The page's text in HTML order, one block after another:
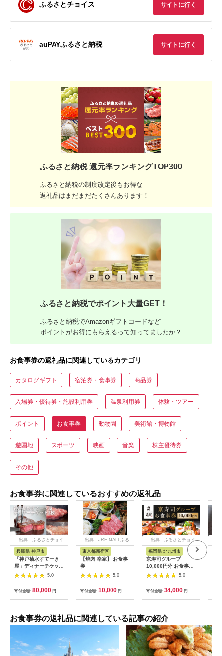
ふるさとチョイス サイトに行く
auPAYふるさと納税 サイトに行く
ふるさと納税 還元率ランキングTOP300
ふるさと納税の制度改定後もお得な
返礼品はまだまだたくさんあります！
ふるさと納税でポイント大量GET！
ふるさと納税でAmazonギフトコードなど
ポイントがお得にもらえるって知ってましたか？
お食事券の返礼品に関連しているカテゴリ
カタログギフト 宿泊券・食事券 商品券
入場券・優待券・施設利用券 温泉利用券 体験・ツアー
ポイント お食事券 動物園 美術館・博物館
遊園地 スポーツ 映画 音楽 株主優待券
その他
お食事券に関連しているおすすめの返礼品
出典：ふるさとチョイ
ス
兵庫県 神戸市
「神戸菊水すてーき
屋」ディナーチケット
（2枚）
5.0
寄付金額: 80,000 円
出典：JRE MALLふる
さと納税
東京都新宿区
【焼肉 幸家】 お食事
券
5.0
寄付金額: 10,000 円
出典：ふるさとチョイ
福岡県 北九州市
京寿司グループ
10,000円分 お食事券
1000円×10枚 食事チ
ケット チケット 寿司
福岡県 北九州市
5.0
寄付金額: 34,000 円
お食事券の返礼品に関連している記事の紹介